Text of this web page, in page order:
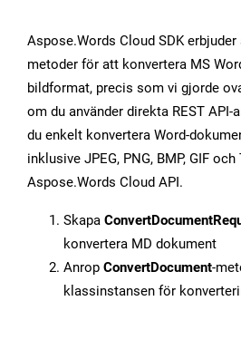
Aspose.Words Cloud SDK
metoder för att konvertera MS
bildformat, precis som vi gjorde
om du använder direkta REST API-
du enkelt konvertera Word-
inklusive JPEG, PNG, BMP, GIF
Aspose.Words Cloud API.
Skapa
konvertera MD dokument
Anrop ConvertDocument-
klassinstansen för